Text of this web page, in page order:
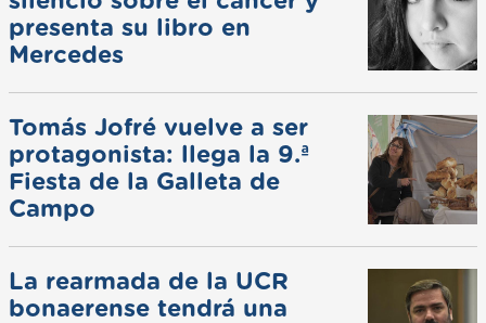
presenta su libro en
Mercedes
Tomás Jofré vuelve a ser
protagonista: llega la 9.ª
Fiesta de la Galleta de
Campo
La rearmada de la UCR
bonaerense tendrá una